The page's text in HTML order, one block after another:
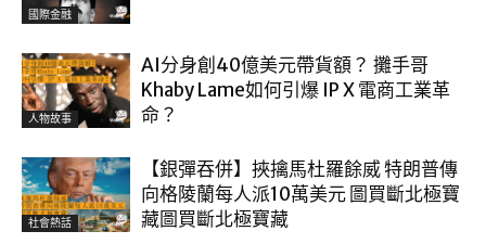
國際金融
人物故事
AI分身創40億美元帶貨額？ 攤手哥
Khaby Lame如何引爆 IP X 電商工業革
命？
社會熱話
【銀彈吞併】挾擒馬杜羅餘威 特朗普傳
向格陵蘭每人派10萬美元 圖買斷北極寶
藏圖買斷北極寶藏